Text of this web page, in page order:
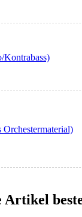
Artikel